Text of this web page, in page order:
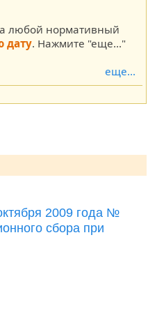
любой нормативный
дату. Нажмите "еще..."
еще...
2009 года №
сбора при